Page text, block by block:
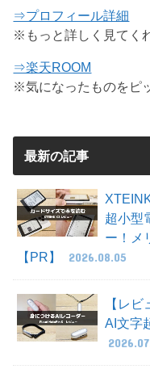
⇒プロフィール詳細
※もっと詳しく見てく
⇒楽天ROOM
※気になったものをピ
最新の記事
超小型
ー！メ
【PR】
2026.08.05
【レ
AI文字